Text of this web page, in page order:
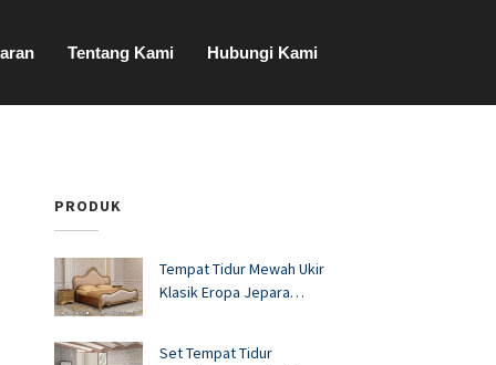
Tentang Kami Hubungi Kami
PRODUK
Tempat Tidur Mewah Ukir
Klasik Eropa Jepara
Set Tempat Tidur